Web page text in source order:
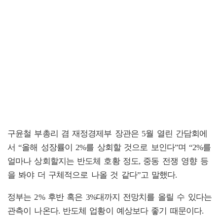
구윤철 부총리 겸 재정경제부 장관은 5월 열린 간담회에
서 “올해 성장률이 2%를 상회할 것으로 보인다”며 “2%를
얼마나 상회할지는 반도체 호황 정도, 중동 전쟁 영향 등
을 봐야 더 구체적으로 나올 것 같다”고 말했다.
정부는 2% 후반 혹은 3%대까지 전망치를 올릴 수 있다는
관측이 나온다. 반도체 업황이 예상보다 좋기 때문이다.